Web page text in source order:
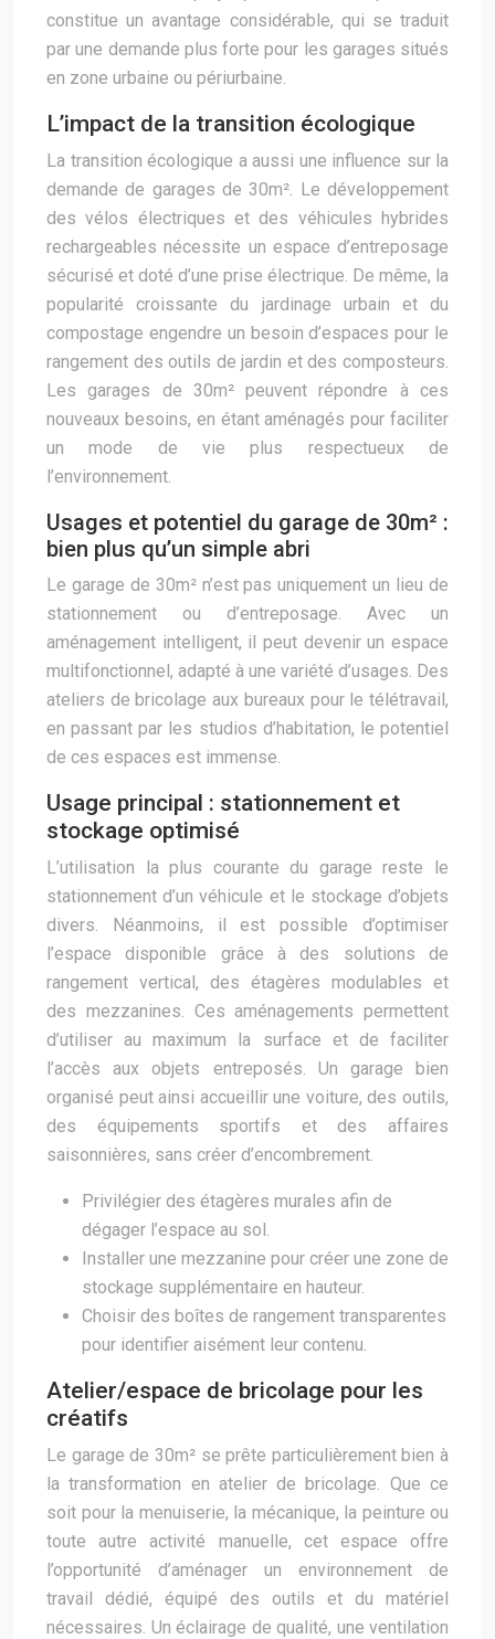
constitue un avantage considérable, qui se traduit
par une demande plus forte pour les garages situés
en zone urbaine ou périurbaine.
L’impact de la transition écologique
La transition écologique a aussi une influence sur la
demande de garages de 30m². Le développement
des vélos électriques et des véhicules hybrides
rechargeables nécessite un espace d’entreposage
sécurisé et doté d’une prise électrique. De même, la
popularité croissante du jardinage urbain et du
compostage engendre un besoin d’espaces pour le
rangement des outils de jardin et des composteurs.
Les garages de 30m² peuvent répondre à ces
nouveaux besoins, en étant aménagés pour faciliter
un mode de vie plus respectueux de
l’environnement.
Usages et potentiel du garage de 30m² :
bien plus qu’un simple abri
Le garage de 30m² n’est pas uniquement un lieu de
stationnement ou d’entreposage. Avec un
aménagement intelligent, il peut devenir un espace
multifonctionnel, adapté à une variété d’usages. Des
ateliers de bricolage aux bureaux pour le télétravail,
en passant par les studios d’habitation, le potentiel
de ces espaces est immense.
Usage principal : stationnement et
stockage optimisé
L’utilisation la plus courante du garage reste le
stationnement d’un véhicule et le stockage d’objets
divers. Néanmoins, il est possible d’optimiser
l’espace disponible grâce à des solutions de
rangement vertical, des étagères modulables et
des mezzanines. Ces aménagements permettent
d’utiliser au maximum la surface et de faciliter
l’accès aux objets entreposés. Un garage bien
organisé peut ainsi accueillir une voiture, des outils,
des équipements sportifs et des affaires
saisonnières, sans créer d’encombrement.
Privilégier des étagères murales afin de
dégager l’espace au sol.
Installer une mezzanine pour créer une zone de
stockage supplémentaire en hauteur.
Choisir des boîtes de rangement transparentes
pour identifier aisément leur contenu.
Atelier/espace de bricolage pour les
créatifs
Le garage de 30m² se prête particulièrement bien à
la transformation en atelier de bricolage. Que ce
soit pour la menuiserie, la mécanique, la peinture ou
toute autre activité manuelle, cet espace offre
l’opportunité d’aménager un environnement de
travail dédié, équipé des outils et du matériel
nécessaires. Un éclairage de qualité, une ventilation